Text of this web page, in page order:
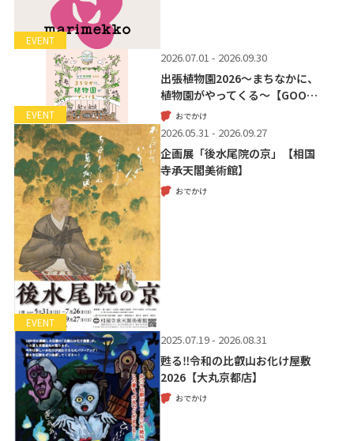
EVENT
EVENT
2026.07.01 - 2026.09.30
出張植物園2026～まちなかに、
植物園がやってくる～【GOO…
おでかけ
EVENT
2026.05.31 - 2026.09.27
企画展「後水尾院の京」【相国
寺承天閣美術館】
おでかけ
2025.07.19 - 2026.08.31
甦る‼令和の比叡山お化け屋敷
2026【大丸京都店】
おでかけ